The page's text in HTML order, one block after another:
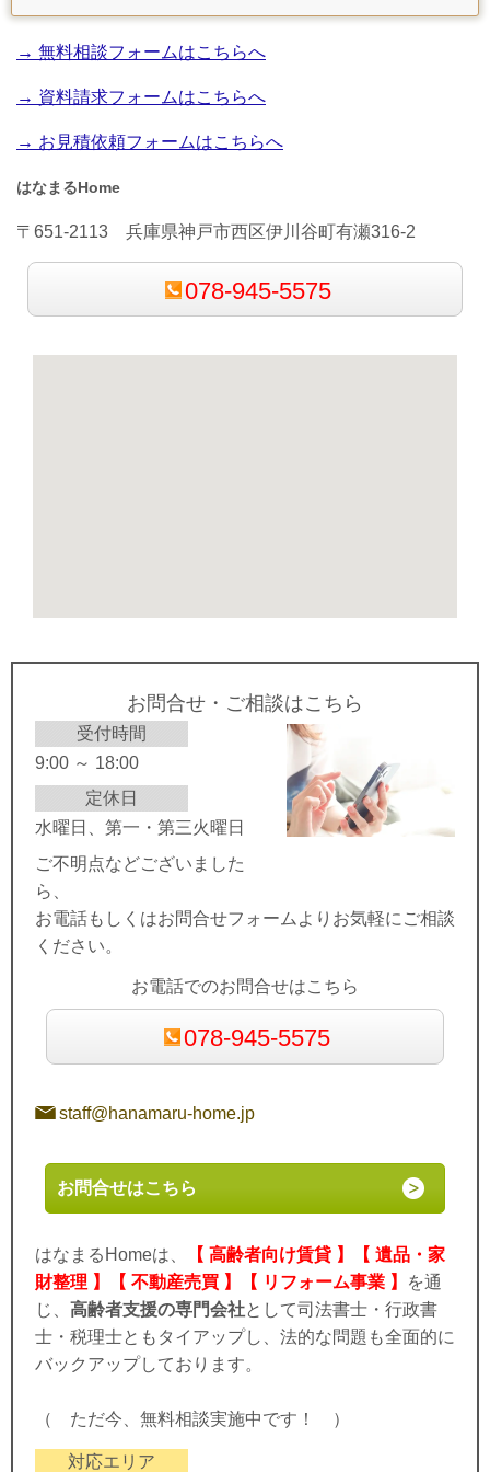
→ 無料相談フォームはこちらへ
→ 資料請求フォームはこちらへ
→ お見積依頼フォームはこちらへ
はなまるHome
〒651-2113 兵庫県神戸市西区伊川谷町有瀬316-2
078-945-5575
お問合せ・ご相談はこちら
受付時間
9:00 ～ 18:00
定休日
水曜日、第一・第三火曜日
ご不明点などございました
ら、
お電話もしくはお問合せフォームよりお気軽にご相談
ください。
お電話でのお問合せはこちら
078-945-5575
staff@hanamaru-home.jp
お問合せはこちら
はなまるHomeは、
【 高齢者向け賃貸 】【 遺品・家
財整理 】【 不動産売買 】【 リフォーム事業 】
を通
じ、 高齢者支援の専門会社として司法書士・行政書
士・税理士ともタイアップし、法的な問題も全面的に
バックアップしております。
（ ただ今、無料相談実施中です！ ）
対応エリア